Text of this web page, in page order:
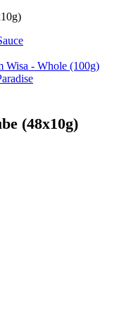
Wisa - Whole (100g)
(48x10g)